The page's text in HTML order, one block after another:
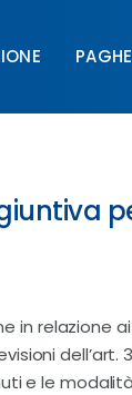
PAGHE
in relazione
dell’art.
e le